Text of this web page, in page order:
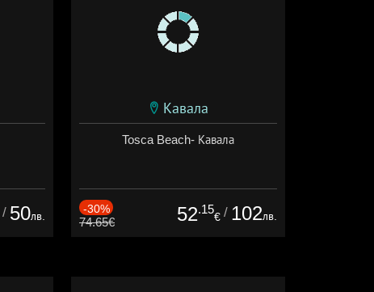
/ 50лв.
Кавала
Tosca Beach- Кавала
-30%
74.65€ 52.15
€ / 102лв.